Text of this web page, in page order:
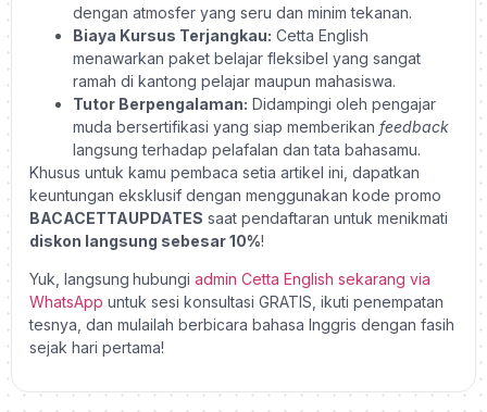
dengan atmosfer yang seru dan minim tekanan.
Biaya Kursus Terjangkau: Cetta English
menawarkan paket belajar fleksibel yang sangat
ramah di kantong pelajar maupun mahasiswa.
Tutor Berpengalaman: Didampingi oleh pengajar
muda bersertifikasi yang siap memberikan feedback
langsung terhadap pelafalan dan tata bahasamu.
Khusus untuk kamu pembaca setia artikel ini, dapatkan
keuntungan eksklusif dengan menggunakan kode promo
BACACETTAUPDATES saat pendaftaran untuk menikmati
diskon langsung sebesar 10%!
Yuk, langsung hubungi admin Cetta English sekarang via
WhatsApp untuk sesi konsultasi GRATIS, ikuti penempatan
tesnya, dan mulailah berbicara bahasa Inggris dengan fasih
sejak hari pertama!